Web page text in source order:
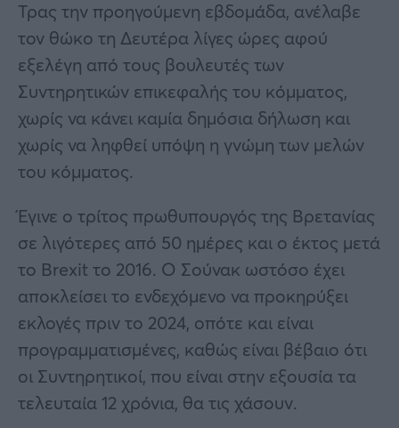
Τρας την προηγούμενη εβδομάδα, ανέλαβε
τον θώκο τη Δευτέρα λίγες ώρες αφού
εξελέγη από τους βουλευτές των
Συντηρητικών επικεφαλής του κόμματος,
χωρίς να κάνει καμία δημόσια δήλωση και
χωρίς να ληφθεί υπόψη η γνώμη των μελών
του κόμματος.
Έγινε ο τρίτος πρωθυπουργός της Βρετανίας
σε λιγότερες από 50 ημέρες και ο έκτος μετά
το Brexit το 2016. Ο Σούνακ ωστόσο έχει
αποκλείσει το ενδεχόμενο να προκηρύξει
εκλογές πριν το 2024, οπότε και είναι
προγραμματισμένες, καθώς είναι βέβαιο ότι
οι Συντηρητικοί, που είναι στην εξουσία τα
τελευταία 12 χρόνια, θα τις χάσουν.